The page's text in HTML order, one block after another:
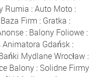
Rumia :Auto Moto :
Baza Firm : Gratka :
: Balony Foliowe :
Animatora Gdańsk :
Mydlane Wrocław:
Balony: Solidne Firmy